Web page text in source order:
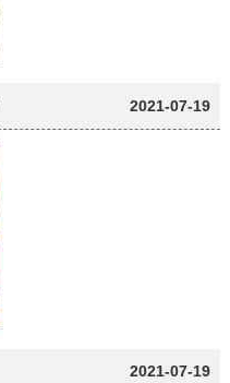
2021-07-19
2021-07-19